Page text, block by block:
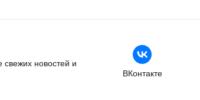
свежих новостей и
ВКонтакте